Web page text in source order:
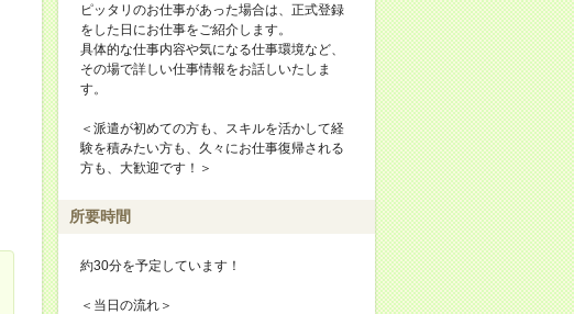
ピッタリのお仕事があった場合は、正式登録
をした日にお仕事をご紹介します。
具体的な仕事内容や気になる仕事環境など、
その場で詳しい仕事情報をお話しいたしま
す。
＜派遣が初めての方も、スキルを活かして経
験を積みたい方も、久々にお仕事復帰される
方も、大歓迎です！＞
所要時間
約30分を予定しています！
＜当日の流れ＞